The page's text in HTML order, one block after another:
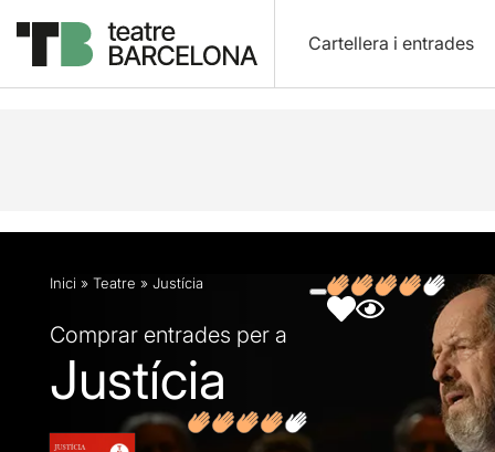
Cartellera i entrades
Descripció Fitxa artística Fotos i vídeos
Inici » Teatre » Justícia
Comprar entrades per a
Justícia